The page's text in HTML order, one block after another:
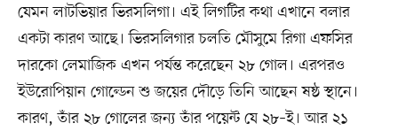
যেমন লাটভিয়ার ভিরসলিগা। এই লিগটির কথা এখানে বলার
একটা কারণ আছে। ভিরসলিগার চলতি মৌসুমে রিগা এফসির
দারকো লেমাজিক এখন পর্যন্ত করেছেন ২৮ গোল। এরপরও
ইউরোপিয়ান গোল্ডেন শু জয়ের দৌড়ে তিনি আছেন ষষ্ঠ স্থানে।
কারণ, তাঁর ২৮ গোলের জন্য তাঁর পয়েন্ট যে ২৮–ই। আর ২১